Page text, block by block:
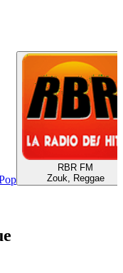
RBR FM
Zouk, Reggae